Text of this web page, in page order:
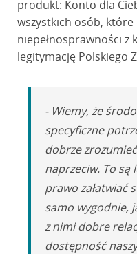
produkt: Konto dla
wszystkich osób,
niepełnosprawności z
legitymację Polskiego
- Wiemy, że
specyficzne
dobrze
naprzeciw. To są
prawo załatwiać
samo wygodnie,
z nimi dobre
dostępność